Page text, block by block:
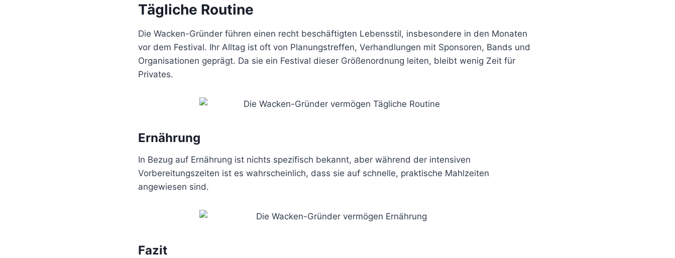
Tägliche Routine
Die Wacken-Gründer führen einen recht beschäftigten Lebensstil, insbesondere in den Monaten
vor dem Festival. Ihr Alltag ist oft von Planungstreffen, Verhandlungen mit Sponsoren, Bands und
Organisationen geprägt. Da sie ein Festival dieser Größenordnung leiten, bleibt wenig Zeit für
Privates.
Ernährung
In Bezug auf Ernährung ist nichts spezifisch bekannt, aber während der intensiven
Vorbereitungszeiten ist es wahrscheinlich, dass sie auf schnelle, praktische Mahlzeiten
angewiesen sind.
Fazit